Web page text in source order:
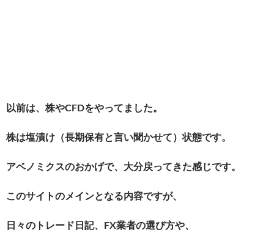
以前は、株やCFDをやってました。
株は塩漬け（長期保有と言い聞かせて）状態です。
アベノミクスのおかげで、大分戻ってきた感じです。
このサイトのメインとなる内容ですが、
日々のトレード日記、FX業者の選び方や、